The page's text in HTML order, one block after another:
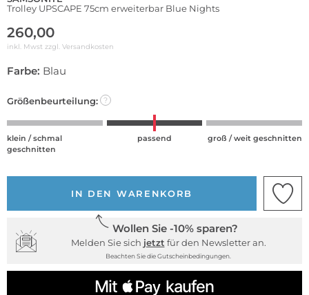
Trolley UPSCAPE 75cm erweiterbar Blue Nights
260,00
inkl. Mwst zzgl. Versandkosten
Farbe: Blau
Größenbeurteilung: ?
klein / schmal
geschnitten
passend groß / weit geschnitten
IN DEN WARENKORB
Wollen Sie -10% sparen?
Melden Sie sich jetzt für den Newsletter an.
Beachten Sie die Gutscheinbedingungen.